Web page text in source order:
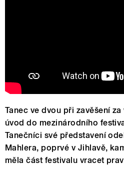
Tanec ve dvou při zavěšení
úvod do mezinárodního
Tanečníci své představení
Mahlera, poprvé v Jihlavě,
měla část festivalu vracet